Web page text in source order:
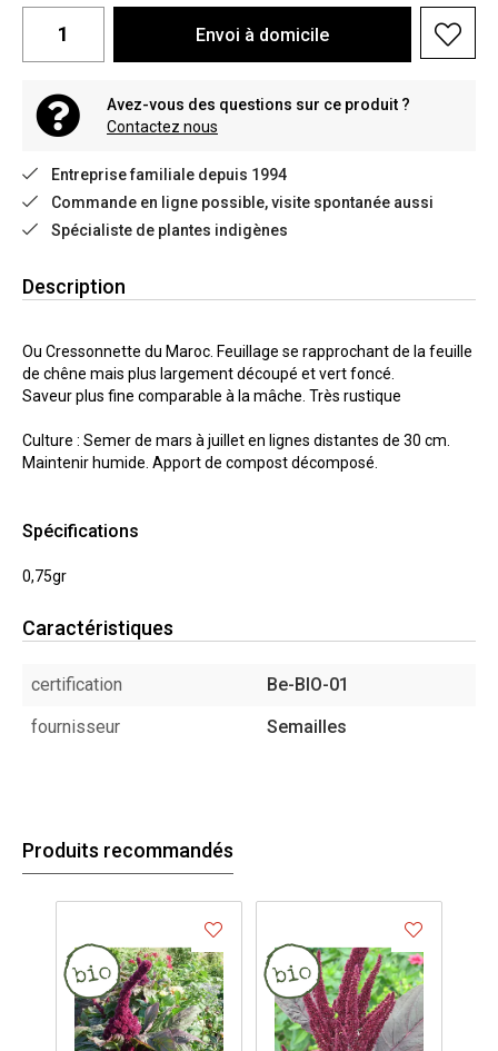
Envoi à domicile
Avez-vous des questions sur ce produit ?
Contactez nous
Entreprise familiale depuis 1994
Commande en ligne possible, visite spontanée aussi
Spécialiste de plantes indigènes
Description
Ou Cressonnette du Maroc. Feuillage se rapprochant de la feuille
de chêne mais plus largement découpé et vert foncé.
Saveur plus fine comparable à la mâche. Très rustique
Culture : Semer de mars à juillet en lignes distantes de 30 cm.
Maintenir humide. Apport de compost décomposé.
Spécifications
0,75gr
Caractéristiques
certification
Be-BIO-01
fournisseur
Semailles
Produits recommandés